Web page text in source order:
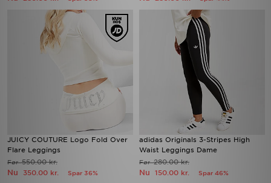
JUICY COUTURE Logo Fold Over
Flare Leggings
Før550.00 kr.
Nu 350.00 kr. Spar 36%
adidas Originals 3-Stripes High
Waist Leggings Dame
Før280.00 kr.
Nu 150.00 kr. Spar 46%